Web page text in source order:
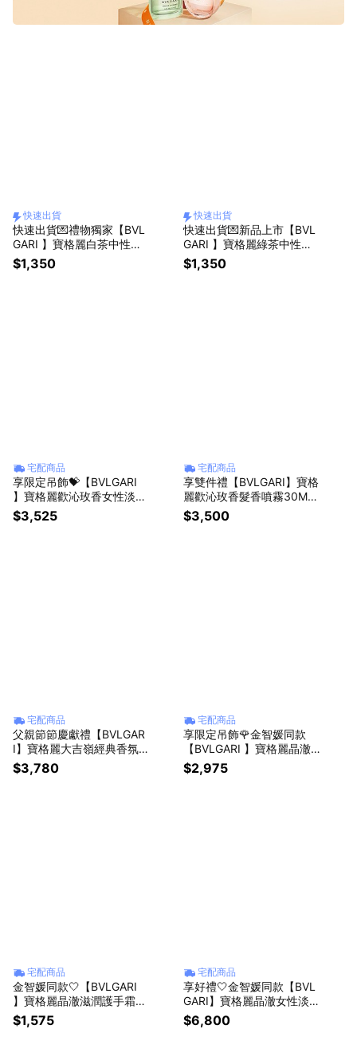
快速出貨
快速出貨💌禮物獨家【BVL
GARI 】寶格麗白茶中性淡
香水10ML+ 白茶中性香氛
身體乳7ml+品牌收納袋 | 送
$1,350
快速出貨
快速出貨💌新品上市【BVL
GARI 】寶格麗綠茶中性淡
香水10ML+ 白茶中性香氛
身體乳7ml+品牌收納袋 | 送
$1,350
宅配商品
享限定吊飾💝【BVLGARI
】寶格麗歡沁玫香女性淡香
精30ML+身體乳7ml -送禮
推薦
$3,525
宅配商品
享雙件禮【BVLGARI】寶格
麗歡沁玫香髮香噴霧30ML
+歡沁玫香滋潤護手霜 40M
L+化妝包-粉紫✨
$3,500
宅配商品
父親節節慶獻禮【BVLGAR
I】寶格麗大吉嶺經典香氛組
(寶格麗大吉嶺男性淡香水5
0ML+大吉嶺中性淡香精 5
$3,780
宅配商品
享限定吊飾🌹金智媛同款
【BVLGARI 】寶格麗晶澈
女性淡香水15ml+ 護手霜4
0ML | 送禮首選✨生日贈禮
$2,975
宅配商品
金智媛同款🤍【BVLGARI
】寶格麗晶澈滋潤護手霜40
ML| 送禮首選💝生日贈禮🎁
$1,575
宅配商品
享好禮🤍金智媛同款【BVL
GARI】寶格麗晶澈女性淡香
精 100ML+ 晶澈女性淡香
水 1.5ml
$6,800